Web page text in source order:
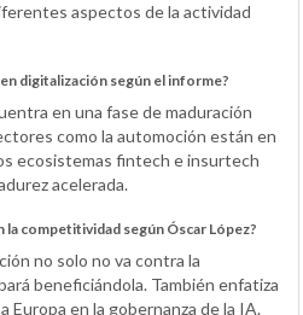
aspectos de la actividad
digitalización según el informe?
en una fase de maduración
como la automoción están en
ecosistemas fintech e insurtech
acelerada.
la competitividad según Óscar López?
no solo no va contra la
beneficiándola. También enfatiza
Europa en la gobernanza de la IA.